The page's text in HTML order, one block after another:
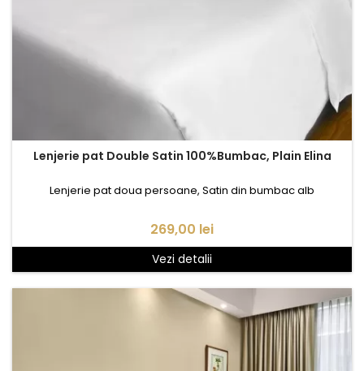
Lenjerie pat Double Satin 100%Bumbac, Plain Elina
Lenjerie pat doua persoane, Satin din bumbac alb
Pret
269,00 lei
Vezi detalii